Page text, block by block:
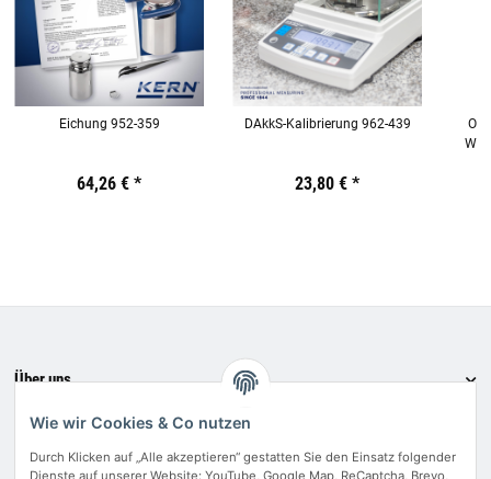
Eichung 952-359
19,44 € inkl. 19% USt.
64,26 € *
DAkkS-Kalibrierung 962-439
19,44 € inkl. 19% USt.
23,80 € *
Über uns
Informationen
Bewerten Sie uns
Wie wir Cookies & Co nutzen
Durch Klicken auf „Alle akzeptieren“ gestatten Sie den Einsatz folgender
Dienste auf unserer Website: YouTube, Google Map, ReCaptcha, Brevo,